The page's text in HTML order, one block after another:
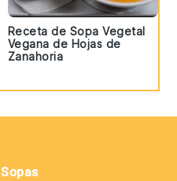
Receta de Sopa Vegetal
Vegana de Hojas de
Zanahoria
Sopas